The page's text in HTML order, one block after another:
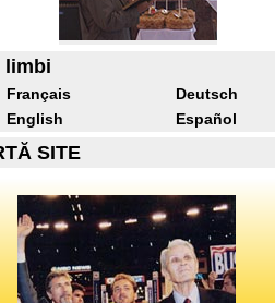
limbi
Français
Deutsch
English
Español
SITE